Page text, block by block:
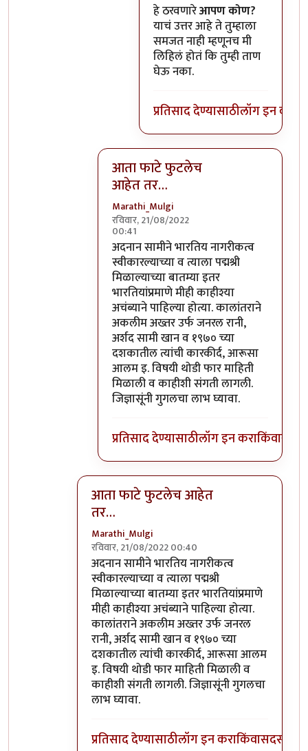
हे ठरवणारेआपण कोण?
याचं उत्तर आहे ते तुम्हाला
समजत नाही म्हणूनच मी
लिहिलं होतं कि तुम्ही ताण
घेऊ नका.
प्रतिसाद देण्यासाठीलॉग इन करा
आता फाटे फुटलेच
आहेत तर…
Marathi_Mulgi
रविवार, 21/08/2022
00:41
In reply toकर तर येथील कलाकारही भरतात.
अदनान सामीने भारतिय नागरीकत्व
स्वीकारल्याच्या व त्याला पद्मश्री
मिळाल्याच्या बातम्या इतर
भारतियांप्रमाणे मीही काहीश्या
अचंब्याने पाहिल्या होत्या. कालांतराने
अकलीम अख्तर उर्फ जनरल रानी,
अर्शद सामी खान व १९७० च्या
दशकातील त्यांची कारकीर्द, आरूसा
आलम इ. विषयी थोडी फार माहिती
मिळाली व काहीशी संगती लागली.
जिज्ञासूंनी गुगलचा लाभ घ्यावा.
प्रतिसाद देण्यासाठीलॉग इन कराकिंवा
आता फाटे फुटलेच आहेत
तर…
Marathi_Mulgi
रविवार, 21/08/2022 00:40
In reply toदुर्दैवाने याच जपु लोकाना
अदनान सामीने भारतिय नागरीकत्व
स्वीकारल्याच्या व त्याला पद्मश्री
मिळाल्याच्या बातम्या इतर भारतियांप्रमाणे
मीही काहीश्या अचंब्याने पाहिल्या होत्या.
कालांतराने अकलीम अख्तर उर्फ जनरल
रानी, अर्शद सामी खान व १९७० च्या
दशकातील त्यांची कारकीर्द, आरूसा आलम
इ. विषयी थोडी फार माहिती मिळाली व
काहीशी संगती लागली. जिज्ञासूंनी गुगलचा
लाभ घ्यावा.
प्रतिसाद देण्यासाठीलॉग इन कराकिंवासदस्य व्हा